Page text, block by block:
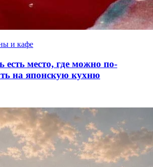
и кафе
есть место, где можно по-
на японскую кухню